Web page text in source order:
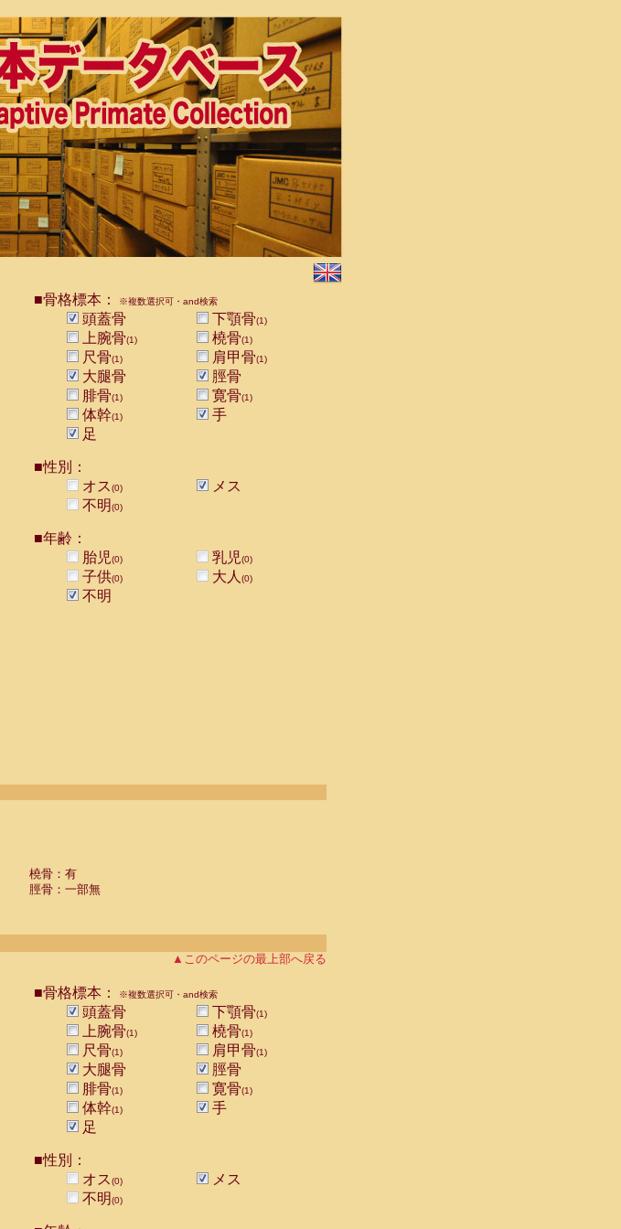
■骨格標本： ※複数選択可・and検索
頭蓋骨 下顎骨(1)
上腕骨(1) 橈骨(1)
尺骨(1) 肩甲骨(1)
大腿骨
脛骨
腓骨(1) 寛骨(1)
体幹(1)
手
足
■性別：
オス(0)
メス
不明(0)
■年齢：
胎児(0) 乳児(0)
子供(0) 大人 (0)
不明
橈骨：有
脛骨：一部無
▲このページの最上部へ戻る
■骨格標本： ※複数選択可・and検索
頭蓋骨 下顎骨(1)
上腕骨(1) 橈骨(1)
尺骨(1) 肩甲骨(1)
大腿骨
脛骨
腓骨(1) 寛骨(1)
体幹(1)
手
足
■性別：
オス(0)
メス
不明(0)